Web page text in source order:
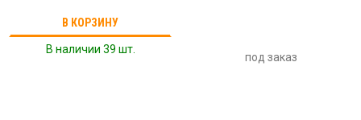
В КОРЗИНУ
В наличии 39 шт.
под заказ